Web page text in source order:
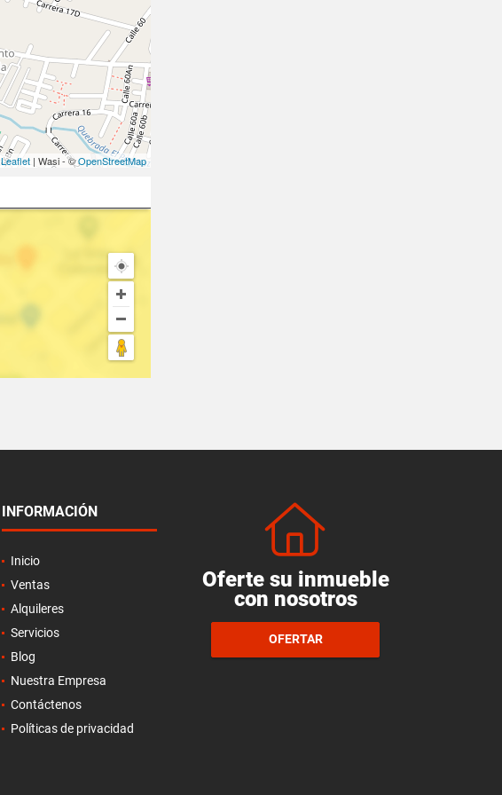
Leaflet| Wasi - ©OpenStreetMap
INFORMACIÓN
Inicio
Ventas
Alquileres
Servicios
Blog
Nuestra Empresa
Contáctenos
Políticas de privacidad
Oferte su inmueble
con nosotros
OFERTAR